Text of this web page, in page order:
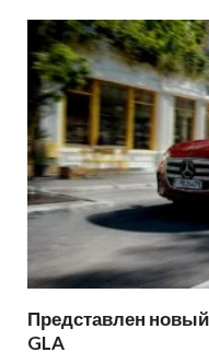
Представлен
GLA